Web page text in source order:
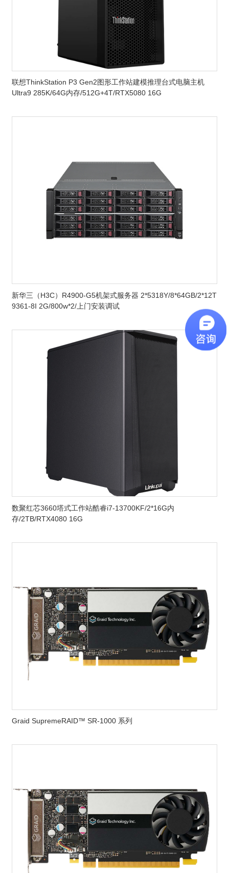
联想ThinkStation P3 Gen2图形工作站建模推理台式电脑主机
Ultra9 285K/64G内存/512G+4T/RTX5080 16G
新华三（H3C）R4900-G5机架式服务器 2*5318Y/8*64GB/2*12T
9361-8I 2G/800w*2/上门安装调试
数聚红芯3660塔式工作站酷睿i7-13700KF/2*16G内
存/2TB/RTX4080 16G
Graid SupremeRAID™ SR-1000 系列